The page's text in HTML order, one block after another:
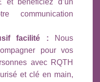
et bénéficiez d’un
communication
facilité :
Nous
pour vos
avec RQTH
et clé en main,